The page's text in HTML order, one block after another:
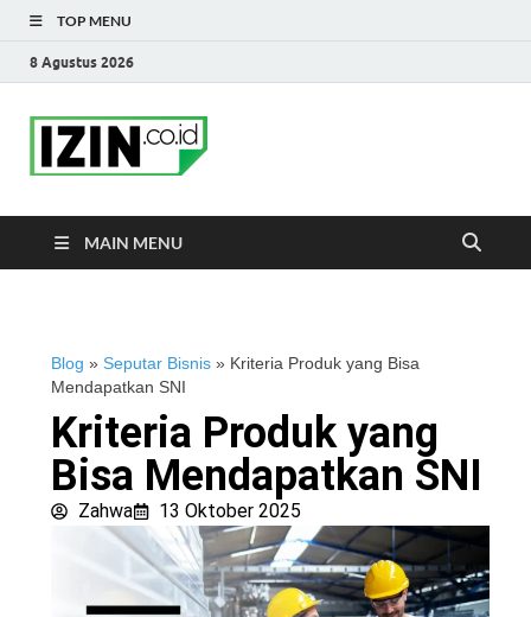
TOP MENU
8 Agustus 2026
MAIN MENU
Blog » Seputar Bisnis » Kriteria Produk yang Bisa
Mendapatkan SNI
Kriteria Produk yang
Bisa Mendapatkan SNI
Zahwa 13 Oktober 2025